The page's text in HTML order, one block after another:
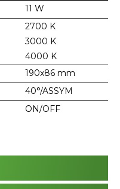
11 W
2700 K
3000 K
4000 K
190x86 mm
40°/ASSYM
ON/OFF